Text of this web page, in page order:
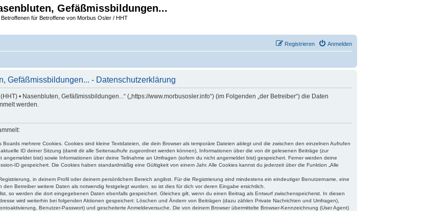
Gefäßmissbildungen...
für Betroffene von Morbus Osler / HHT
Anmelden
Registrieren
Gefäßmissbildungen... - Datenschutzerklärung
• Nasenbluten, Gefäßmissbildungen...“ („https://www.morbusosler.info“) (im Folgenden „der Betreiber“) die Daten
werden.
mehrere Cookies. Cookies sind kleine Textdateien, die dein Browser als temporäre Dateien ablegt und die zwischen den einzelnen Aufrufen
ID deiner Sitzung (damit dir alle Seitenaufrufe zugeordnet werden können), Informationen über die von dir gelesenen Beiträge (zur
bist) sowie Informationen über deine Teilnahme an Umfragen (sofern du nicht angemeldet bist) gespeichert. Ferner werden deine
ID gespeichert. Die Cookies haben standardmäßig eine Gültigkeit von einem Jahr. Alle Cookies kannst du jederzeit über die Funktion „Alle
in deinem Profil oder deinem persönlichem Bereich angibst. Für die Registrierung sind mindestens ein eindeutiger Benutzername, eine
Betreiber weitere Daten als notwendig festgelegt wurden, so ist dies für dich vor deren Eingabe ersichtlich.
so werden die dort eingegebenen Daten ebenfalls gespeichert. Gleiches gilt, wenn du einen Beitrag als Entwurf zwischenspeicherst. In diesen
wird weiterhin bei folgenden Aktionen gespeichert: Löschen und Ändern von Beiträgen (dazu zählen Private Nachrichten und Umfragen),
Benutzer-Passwort) und gescheiterte Anmeldeversuche. Die von deinem Browser übermittelte Browser-Kennzeichnung (User Agent)